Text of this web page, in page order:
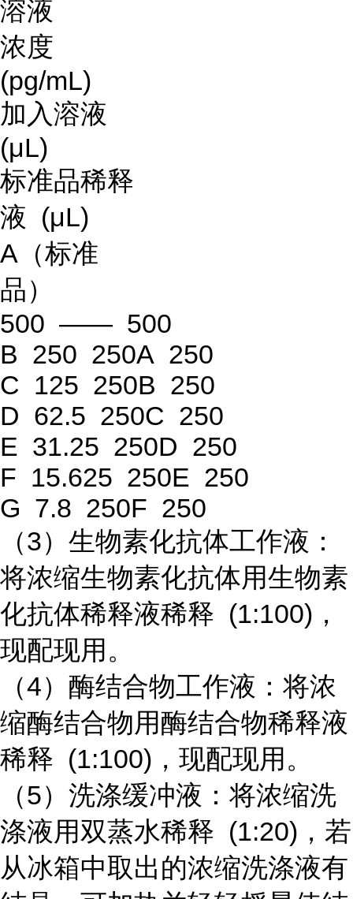
溶液
浓度
(pg/mL)
加入溶液
(μL)
标准品稀释
液 (μL)
A（标准
品）
500 —— 500
B 250 250A 250
C 125 250B 250
D 62.5 250C 250
E 31.25 250D 250
F 15.625 250E 250
G 7.8 250F 250
（3）生物素化抗体工作液：
将浓缩生物素化抗体用生物素
化抗体稀释液稀释 (1:100)，
现配现用。
（4）酶结合物工作液：将浓
缩酶结合物用酶结合物稀释液
稀释 (1:100)，现配现用。
（5）洗涤缓冲液：将浓缩洗
涤液用双蒸水稀释 (1:20)，若
从冰箱中取出的浓缩洗涤液有